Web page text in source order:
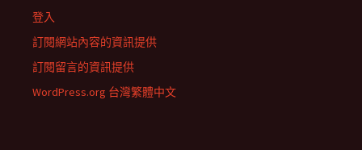
登入
訂閱網站內容的資訊提供
訂閱留言的資訊提供
WordPress.org 台灣繁體中文